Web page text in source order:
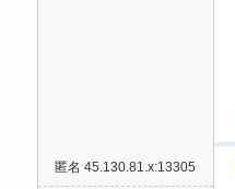
匿名 45.130.81.x:13305